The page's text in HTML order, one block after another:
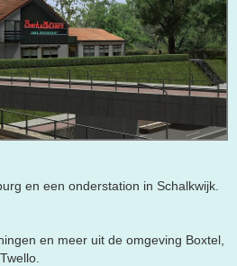
en een onderstation in Schalkwijk.
en meer uit de omgeving Boxtel,